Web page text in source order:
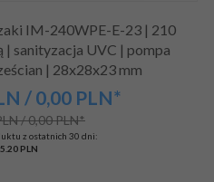
IM-240WPE-E-23 | 210
| sanityzacja UVC | pompa
| 28x28x23 mm
/ 0,00 PLN*
/ 0,00 PLN*
z ostatnich 30 dni:
PLN